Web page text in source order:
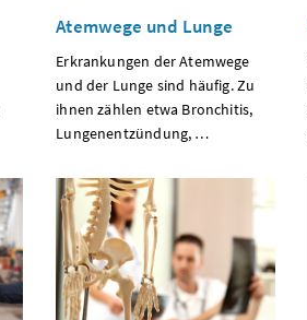
Atemwege und Lunge
Erkrankungen der Atemwege
und der Lunge sind häufig. Zu
ihnen zählen etwa Bronchitis,
Lungenentzündung, …